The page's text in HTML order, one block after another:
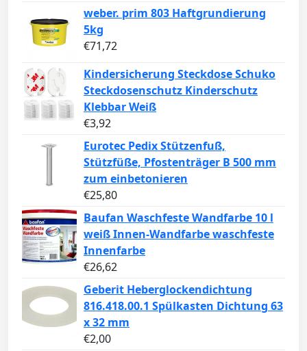
weber. prim 803 Haftgrundierung
5kg
€71,72
Kindersicherung Steckdose Schuko
Steckdosenschutz Kinderschutz
Klebbar Weiß
€3,92
Eurotec Pedix Stützenfuß,
Stützfüße, Pfostenträger B 500 mm
zum einbetonieren
€25,80
Baufan Waschfeste Wandfarbe 10 l
weiß Innen-Wandfarbe waschfeste
Innenfarbe
€26,62
Geberit Heberglockendichtung
816.418.00.1 Spülkasten Dichtung 63
x 32 mm
€2,00